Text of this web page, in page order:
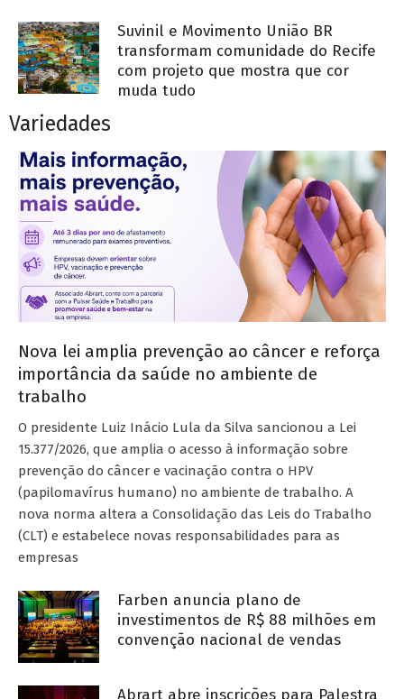
Suvinil e Movimento União BR
transformam comunidade do Recife
com projeto que mostra que cor
muda tudo
Variedades
Nova lei amplia prevenção ao câncer e reforça
importância da saúde no ambiente de
trabalho
O presidente Luiz Inácio Lula da Silva sancionou a Lei
15.377/2026, que amplia o acesso à informação sobre
prevenção do câncer e vacinação contra o HPV
(papilomavírus humano) no ambiente de trabalho. A
nova norma altera a Consolidação das Leis do Trabalho
(CLT) e estabelece novas responsabilidades para as
empresas
Farben anuncia plano de
investimentos de R$ 88 milhões em
convenção nacional de vendas